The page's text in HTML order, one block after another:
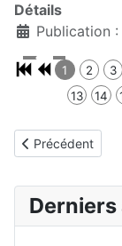
Détails
Publication
1 2 3
13
14
Article
Précédent